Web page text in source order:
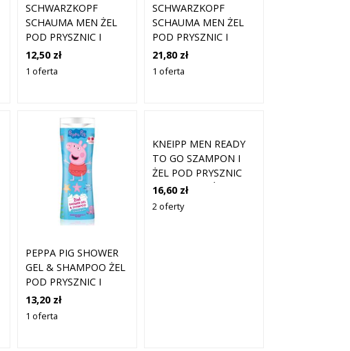
SCHWARZKOPF
SCHAUMA MEN ŻEL
POD PRYSZNIC I
SZAMPON 2W1 DLA
MĘŻCZYZN SPORTS
12,50 zł
1 oferta
SCHWARZKOPF
SCHAUMA MEN ŻEL
POD PRYSZNIC I
SZAMPON 2W1 DLA
MĘŻCZYZN SPORTS
21,80 zł
1 oferta
PEPPA PIG SHOWER
GEL & SHAMPOO ŻEL
POD PRYSZNIC I
SZAMPON 2W1 DLA
DZIECI CHERRY 300
13,20 zł
1 oferta
KNEIPP MEN READY
TO GO SZAMPON I
ŻEL POD PRYSZNIC
2W1 DLA MĘŻCZYZN
200 ML
16,60 zł
2 oferty